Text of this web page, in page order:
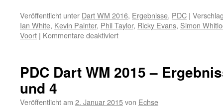
Veröffentlicht unter Dart WM 2016, Ergebnisse, PDC |
Ian White, Kevin Painter, Phil Taylor, Ricky Evans, Simon
Voort | Kommentare deaktiviertfür
2016
Spieltag:
PDC Dart WM 2015 –
und 4
Veröffentlicht am 2. Januar 2015von Echse